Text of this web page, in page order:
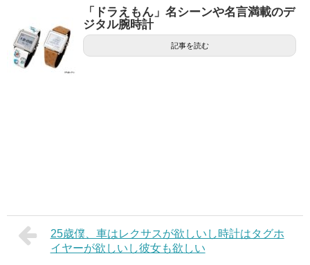
「ドラえもん」名シーンや名言満載のデ
ジタル腕時計
記事を読む
25歳僕、車はレクサスが欲しいし時計はタグホ
イヤーが欲しいし彼女も欲しい